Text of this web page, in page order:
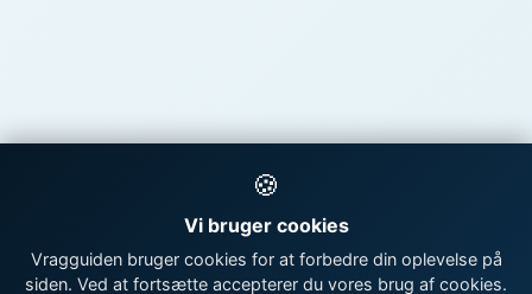
🍪
Vi bruger cookies
Vragguiden bruger cookies for at forbedre din oplevelse på
siden. Ved at fortsætte accepterer du vores brug af cookies.